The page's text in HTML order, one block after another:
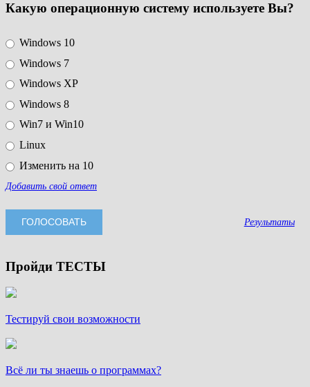
Какую операционную систему используете Вы?
Windows 10
Windows 7
Windows XP
Windows 8
Win7 и Win10
Linux
Изменить на 10
Добавить свой ответ
Результаты
Пройди ТЕСТЫ
Тестируй свои возможности
Всё ли ты знаешь о программах?